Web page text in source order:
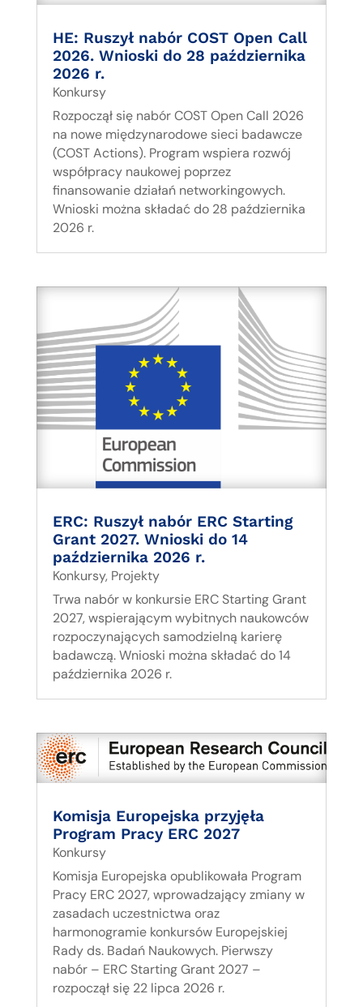
HE: Ruszył nabór COST Open Call
2026. Wnioski do 28 października
2026 r.
Konkursy
Rozpoczął się nabór COST Open Call 2026
na nowe międzynarodowe sieci badawcze
(COST Actions). Program wspiera rozwój
współpracy naukowej poprzez
finansowanie działań networkingowych.
Wnioski można składać do 28 października
2026 r.
ERC: Ruszył nabór ERC Starting
Grant 2027. Wnioski do 14
października 2026 r.
Konkursy, Projekty
Trwa nabór w konkursie ERC Starting Grant
2027, wspierającym wybitnych naukowców
rozpoczynających samodzielną karierę
badawczą. Wnioski można składać do 14
października 2026 r.
Komisja Europejska przyjęła
Program Pracy ERC 2027
Konkursy
Komisja Europejska opublikowała Program
Pracy ERC 2027, wprowadzający zmiany w
zasadach uczestnictwa oraz
harmonogramie konkursów Europejskiej
Rady ds. Badań Naukowych. Pierwszy
nabór – ERC Starting Grant 2027 –
rozpoczął się 22 lipca 2026 r.